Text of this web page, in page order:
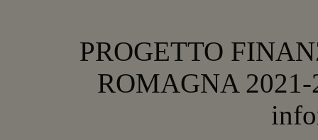
PROGETTO
ROMAGNA 2021-